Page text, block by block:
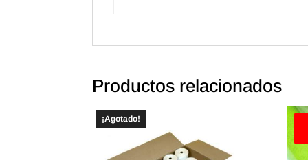
Productos relacionados
¡Agotado!